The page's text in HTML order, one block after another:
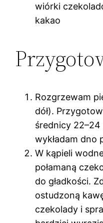
wiórki
kakao
Rozgrzewam
dół).
średnicy 22–24
wykładam dno
W kąpieli
połamaną
do gładkości.
ostudzoną
czekolady i